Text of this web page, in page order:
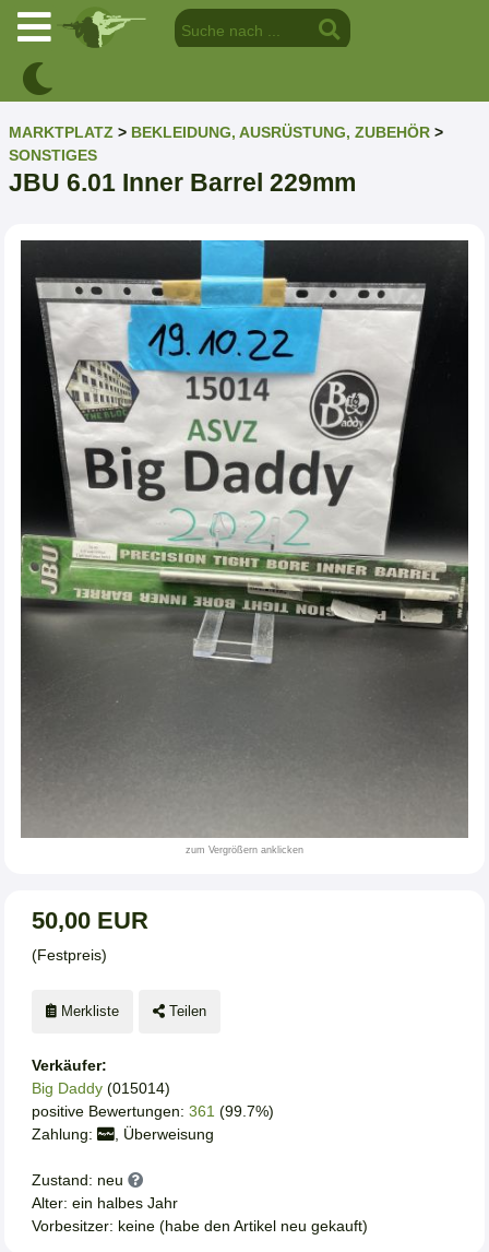
MARKTPLATZ > BEKLEIDUNG, AUSRÜSTUNG, ZUBEHÖR >
SONSTIGES
JBU 6.01 Inner Barrel 229mm
zum Vergrößern anklicken
50,00 EUR
(Festpreis)
Merkliste Teilen
Verkäufer:
Big Daddy (015014)
positive Bewertungen: 361 (99.7%)
Zahlung:
, Überweisung
Zustand: neu
Alter: ein halbes Jahr
Vorbesitzer: keine (habe den Artikel neu gekauft)